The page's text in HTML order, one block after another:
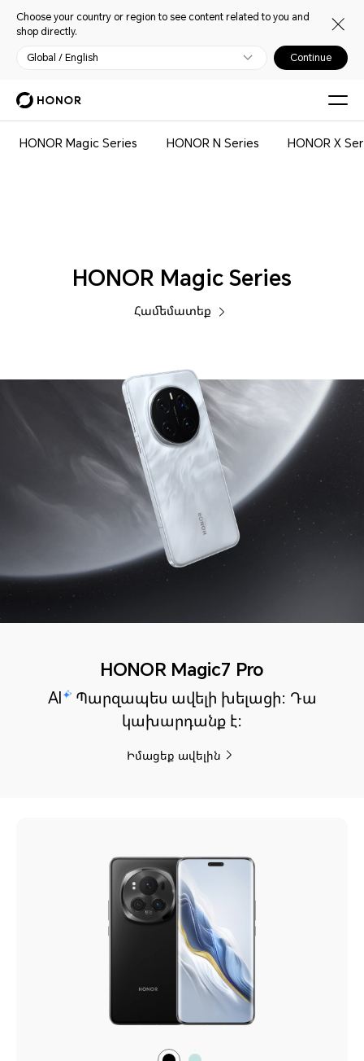
Choose your country or region to see content related to you and
shop directly.
Global / English Continue
HONOR Magic Series HONOR N Series HONOR X
Հեռախոսներ
HONOR Magic Series
Համեմատեք
HONOR Magic7 Pro
AI
Պարզապես ավելի խելացի: Դա
կախարդանք է:
Իմացեք ավելին